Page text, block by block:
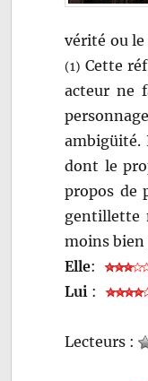
vérité ou
(1) Cette
acteur ne
ambigüité.
dont le
propos de
gentillette
moins
Elle:
Lui :
Lecteurs :